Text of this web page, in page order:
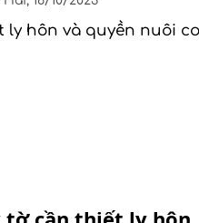
hôn và quyền nuôi